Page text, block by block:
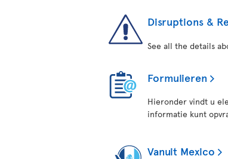
Disruptions &
See all the details
Formulieren
Hieronder vindt u
informatie kunt
Vanuit Mexico